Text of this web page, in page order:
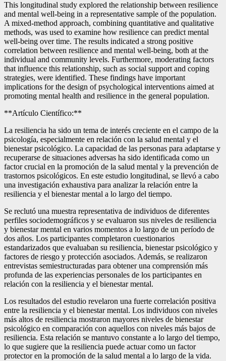
This longitudinal study explored the relationship between resilience
and mental well-being in a representative sample of the population.
A mixed-method approach, combining quantitative and qualitative
methods, was used to examine how resilience can predict mental
well-being over time. The results indicated a strong positive
correlation between resilience and mental well-being, both at the
individual and community levels. Furthermore, moderating factors
that influence this relationship, such as social support and coping
strategies, were identified. These findings have important
implications for the design of psychological interventions aimed at
promoting mental health and resilience in the general population.
**Artículo Científico:**
La resiliencia ha sido un tema de interés creciente en el campo de la
psicología, especialmente en relación con la salud mental y el
bienestar psicológico. La capacidad de las personas para adaptarse y
recuperarse de situaciones adversas ha sido identificada como un
factor crucial en la promoción de la salud mental y la prevención de
trastornos psicológicos. En este estudio longitudinal, se llevó a cabo
una investigación exhaustiva para analizar la relación entre la
resiliencia y el bienestar mental a lo largo del tiempo.
Se reclutó una muestra representativa de individuos de diferentes
perfiles sociodemográficos y se evaluaron sus niveles de resiliencia
y bienestar mental en varios momentos a lo largo de un período de
dos años. Los participantes completaron cuestionarios
estandarizados que evaluaban su resiliencia, bienestar psicológico y
factores de riesgo y protección asociados. Además, se realizaron
entrevistas semiestructuradas para obtener una comprensión más
profunda de las experiencias personales de los participantes en
relación con la resiliencia y el bienestar mental.
Los resultados del estudio revelaron una fuerte correlación positiva
entre la resiliencia y el bienestar mental. Los individuos con niveles
más altos de resiliencia mostraron mayores niveles de bienestar
psicológico en comparación con aquellos con niveles más bajos de
resiliencia. Esta relación se mantuvo constante a lo largo del tiempo,
lo que sugiere que la resiliencia puede actuar como un factor
protector en la promoción de la salud mental a lo largo de la vida.